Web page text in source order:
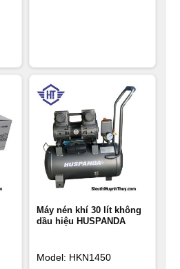
Máy nén khí 30 lít không
dầu hiệu HUSPANDA
Model: HKN1450